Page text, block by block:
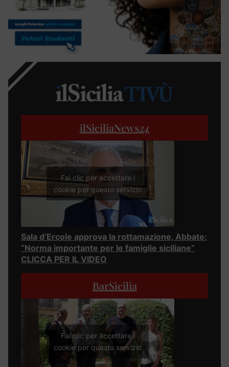
ilSiciliaNews24
Fai clic per accettare i
cookie per questo servizio
Sala d’Ercole approva la rottamazione, Abbate:
“Norma importante per le famiglie siciliane”
CLICCA PER IL VIDEO
BarSicilia
Fai clic per accettare i
cookie per questo servizio